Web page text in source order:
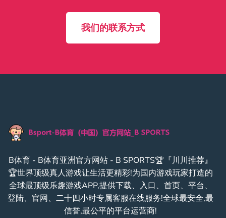
我们的联系方式
B体育 - B体育亚洲官方网站 - B SPORTS🏆『川川推荐』
🏆世界顶级真人游戏让生活更精彩!为国内游戏玩家打造的
全球最顶级乐趣游戏APP,提供下载、入口、首页、平台、
登陆、官网、二十四小时专属客服在线服务!全球最安全,最
信誉,最公平的平台运营商!